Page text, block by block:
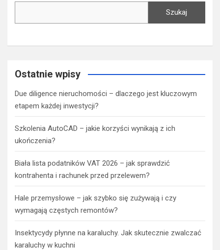
Szukaj
Ostatnie wpisy
Due diligence nieruchomości – dlaczego jest kluczowym
etapem każdej inwestycji?
Szkolenia AutoCAD – jakie korzyści wynikają z ich
ukończenia?
Biała lista podatników VAT 2026 – jak sprawdzić
kontrahenta i rachunek przed przelewem?
Hale przemysłowe – jak szybko się zużywają i czy
wymagają częstych remontów?
Insektycydy płynne na karaluchy. Jak skutecznie zwalczać
karaluchy w kuchni